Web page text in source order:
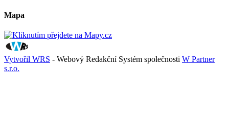
Mapa
Vytvořil WRS - Webový Redakční Systém společnosti W Partner
s.r.o.